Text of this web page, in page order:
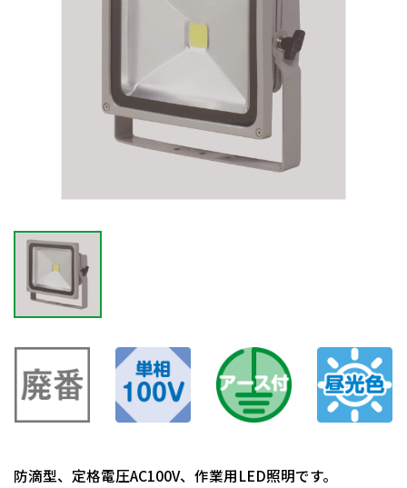
防滴型、定格電圧AC100V、作業用LED照明です。